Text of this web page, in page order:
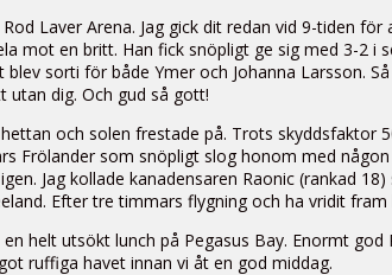
Laver Arena. Jag gick dit redan vid 9-tiden
mot en britt. Han fick snöpligt ge sig med 3-2
sorti för både Ymer och Johanna Larsson.
utan dig. Och gud så gott!
och solen frestade på. Trots
Frölander som snöpligt slog honom med
Jag kollade kanadensaren Raonic (rankad
Efter tre timmars flygning och ha vridit
helt utsökt lunch på Pegasus Bay. Enormt
ruffiga havet innan vi åt en god middag.